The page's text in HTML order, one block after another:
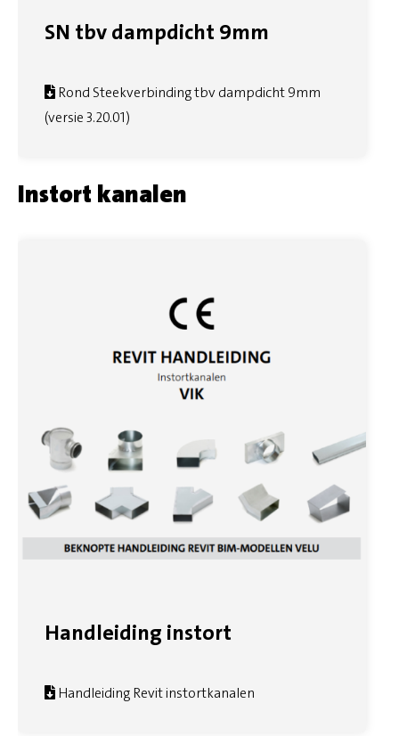
SN tbv dampdicht 9mm
Rond Steekverbinding tbv dampdicht 9mm
(versie 3.20.01)
Instort kanalen
Handleiding instort
Handleiding Revit instortkanalen